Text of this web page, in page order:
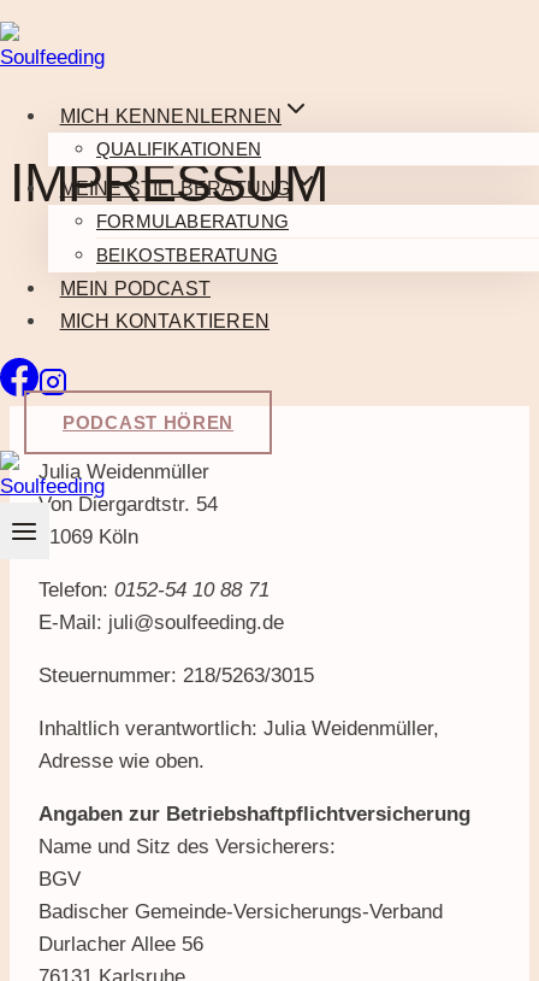
Zum
Inhalt
MICH KENNENLERNEN
QUALIFIKATIONEN
MEINE STILLBERATUNG
FORMULABERATUNG
BEIKOSTBERATUNG
MEIN PODCAST
MICH KONTAKTIEREN
PODCAST HÖREN
IMPRESSUM
Julia Weidenmüller
Von Diergardtstr. 54
51069 Köln
Telefon: 0152-54 10 88 71
E-Mail: juli@soulfeeding.de
Steuernummer: 218/5263/3015
Inhaltlich verantwortlich: Julia Weidenmüller,
Adresse wie oben.
Angaben zur Betriebshaftpflichtversicherung
Name und Sitz des Versicherers:
BGV
Badischer Gemeinde-Versicherungs-Verband
Durlacher Allee 56